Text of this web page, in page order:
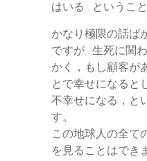
はいる…というこ
かなり極限の話ば
ですが…生死に関
かく，もし顧客が
とで幸せになると
不幸せになる，と
す。
この地球人の全て
を見ることはでき